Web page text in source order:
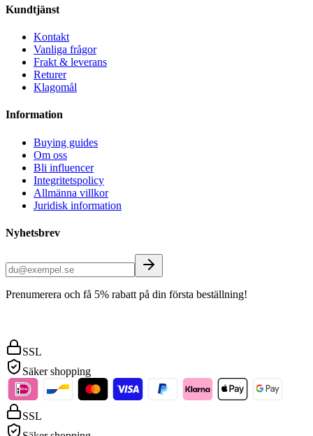
Kundtjänst
Kontakt
Vanliga frågor
Frakt & leverans
Returer
Klagomål
Information
Buying guides
Om oss
Bli influencer
Integritetspolicy
Allmänna villkor
Juridisk information
Nyhetsbrev
Prenumerera och få 5% rabatt på din första beställning!
SSL
Säker shopping
SSL